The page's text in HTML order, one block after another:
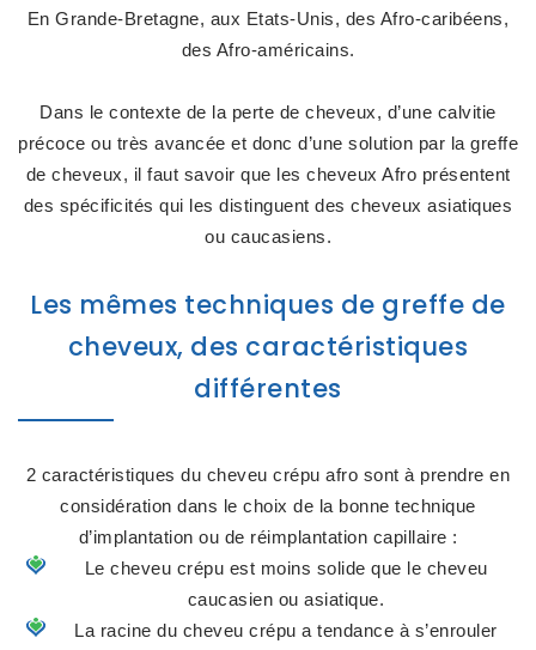
En Grande-Bretagne, aux Etats-Unis, des Afro-caribéens,
des Afro-américains.
Dans le contexte de la perte de cheveux, d’une calvitie
précoce ou très avancée et donc d’une solution par la greffe
de cheveux, il faut savoir que les cheveux Afro présentent
des spécificités qui les distinguent des cheveux asiatiques
ou caucasiens.
Les mêmes techniques de greffe de
cheveux, des caractéristiques
différentes
2 caractéristiques du cheveu crépu afro sont à prendre en
considération dans le choix de la bonne technique
d’implantation ou de réimplantation capillaire :
Le cheveu crépu est moins solide que le cheveu
caucasien ou asiatique.
La racine du cheveu crépu a tendance à s’enrouler